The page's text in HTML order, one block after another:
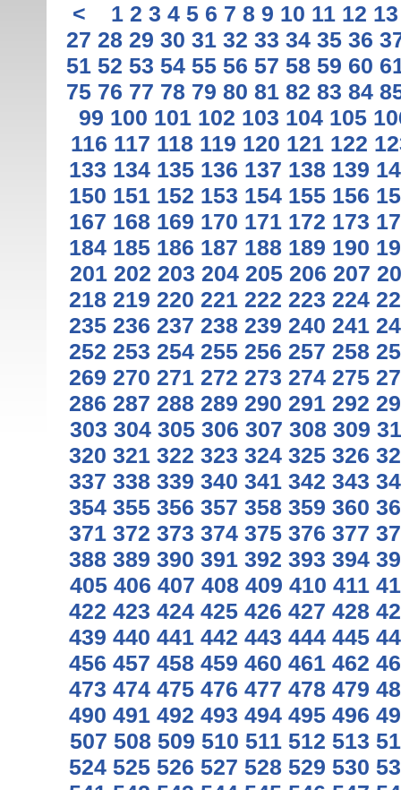
< 1 2 3 4 5 6 7 8 9 10 11 12 13
27 28 29 30 31 32 33 34 35 36
51 52 53 54 55 56 57 58 59 60
75 76 77 78 79 80 81 82 83 84
99 100 101 102 103 104 105
116 117 118 119 120 121 122
133 134 135 136 137 138 139
150 151 152 153 154 155 156
167 168 169 170 171 172 173
184 185 186 187 188 189 190
201 202 203 204 205 206 207
218 219 220 221 222 223 224
235 236 237 238 239 240 241
252 253 254 255 256 257 258
269 270 271 272 273 274 275
286 287 288 289 290 291 292
303 304 305 306 307 308 309
320 321 322 323 324 325 326
337 338 339 340 341 342 343
354 355 356 357 358 359 360
371 372 373 374 375 376 377
388 389 390 391 392 393 394
405 406 407 408 409 410 411
422 423 424 425 426 427 428
439 440 441 442 443 444 445
456 457 458 459 460 461 462
473 474 475 476 477 478 479
490 491 492 493 494 495 496
507 508 509 510 511 512 513
524 525 526 527 528 529 530